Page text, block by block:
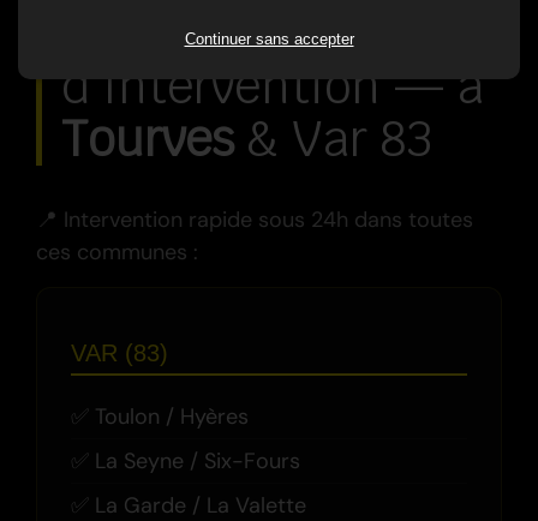
Zones
d'Intervention — à
Tourves & Var 83
📍 Intervention rapide sous 24h dans toutes
ces communes :
VAR (83)
Toulon / Hyères
La Seyne / Six-Fours
La Garde / La Valette
Continuer sans accepter